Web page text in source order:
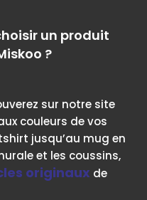
un produit
?
sur notre site
couleurs de vos
jusqu’au mug en
et les coussins,
originaux de